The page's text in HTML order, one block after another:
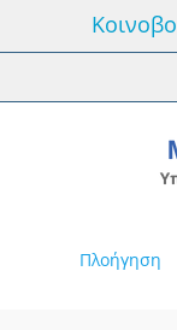
Πλοήγηση